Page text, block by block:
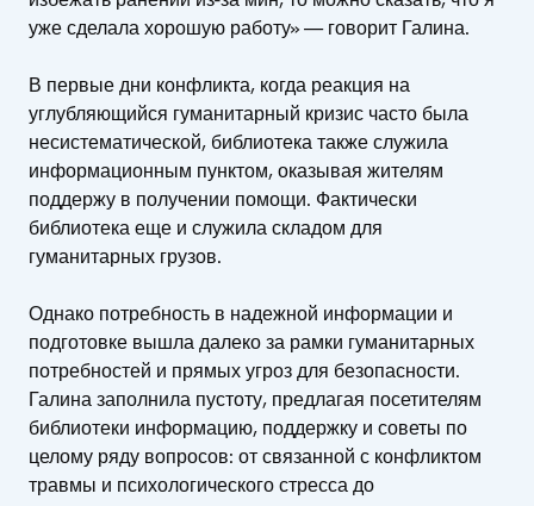
уже сделала хорошую работу» — говорит Галина.
В первые дни конфликта, когда реакция на
углубляющийся гуманитарный кризис часто была
несистематической, библиотека также служила
информационным пунктом, оказывая жителям
поддержу в получении помощи. Фактически
библиотека еще и служила складом для
гуманитарных грузов.
Однако потребность в надежной информации и
подготовке вышла далеко за рамки гуманитарных
потребностей и прямых угроз для безопасности.
Галина заполнила пустоту, предлагая посетителям
библиотеки информацию, поддержку и советы по
целому ряду вопросов: от связанной с конфликтом
травмы и психологического стресса до